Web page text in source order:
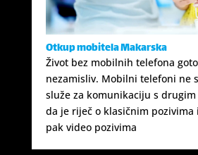
Otkup mobitela Makarska
Život bez mobilnih telefona
nezamisliv. Mobilni telefoni ne
služe za komunikaciju s
da je riječ o klasičnim
pak video pozivima